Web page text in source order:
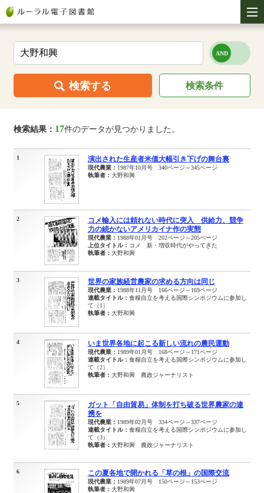
検索する 検索条件
検索結果： 17件のデータが見つかりました。
1 演出された生産者米価大幅引き下げの舞台裏
現代農業： 1987年10月号 340ページ～345ページ
執筆者： 大野和興
2
コメ輸入には頼れない時代に突入 供給力、競争
力の続かないアメリカイナ作の実態
現代農業： 1988年01月号 202ページ～205ページ
上位タイトル： コメ 新・増収時代がやってきた
執筆者： 大野和興
3 世界の家族経営農家の求める方向は同じ
現代農業： 1988年11月号 166ページ～169ページ
連載タイトル： 食糧自立を考える国際シンポジウムに参加し
て（1）
執筆者： 大野和興
4 いま世界各地に起こる新しい流れの農民運動
現代農業： 1989年01月号 168ページ～171ページ
連載タイトル： 食糧自立を考える国際シンポジウムに参加し
て（2）
執筆者： 大野和興 農政ジャーナリスト
5
ガット「自由貿易」体制を打ち破る世界農家の連
携を
現代農業： 1989年02月号 334ページ～337ページ
連載タイトル： 食糧自立を考える国際シンポジウムに参加し
て（3）
執筆者： 大野和興 農政ジャーナリスト
6 この夏各地で開かれる「草の根」の国際交流
現代農業： 1989年07月号 150ページ～153ページ
執筆者： 大野和興